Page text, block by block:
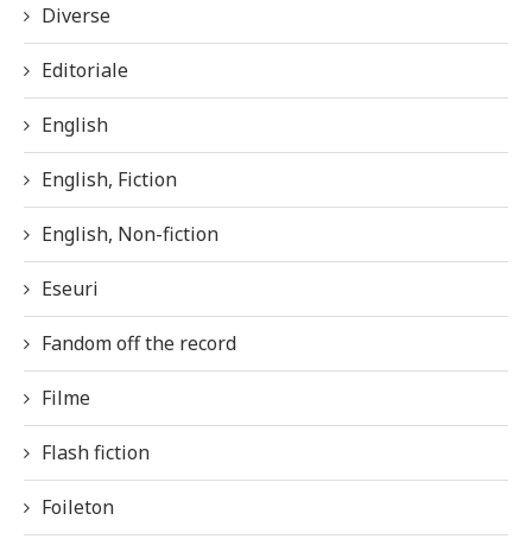
Diverse
Editoriale
English
English, Fiction
English, Non-fiction
Eseuri
Fandom off the record
Filme
Flash fiction
Foileton